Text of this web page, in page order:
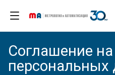
Соглашение
персональных